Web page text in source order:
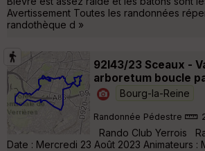
Avertissement Toutes les randonnées
randothèque d »
92l43/23 Sceaux -
arboretum boucle
Bourg-la-Reine
Randonnée Pédestre
Rando Club Yerrois
Date : Mercredi 23 Août 2023 Animateurs :